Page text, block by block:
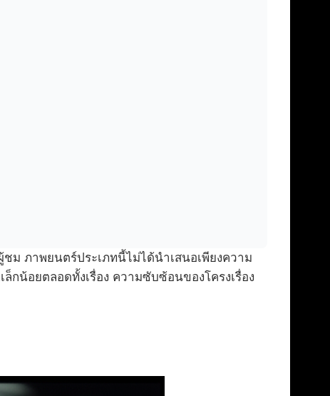
ภาพยนตร์ประเภทนี้ไม่ได้นำเสนอเพียงความ
น้อยตลอดทั้งเรื่อง ความซับซ้อนของโครงเรื่อง